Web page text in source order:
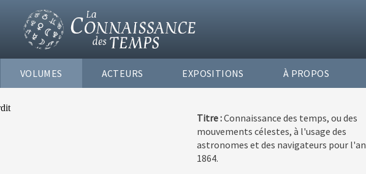
VOLUMES ACTEURS EXPOSITIONS À PROPOS
Titre :Connaissance des temps, ou des
mouvements célestes, à l'usage des
astronomes et des navigateurs pour l'an
1864.